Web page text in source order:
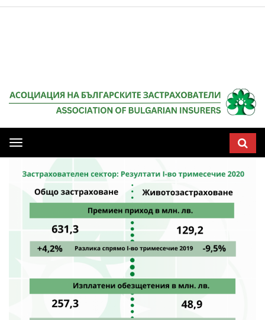
Мобилна
навигация